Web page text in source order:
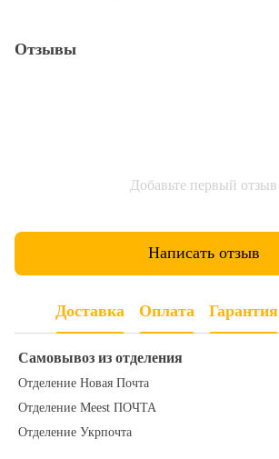
Отзывы
Добавьте первый отзыв
Написать отзыв
Доставка Оплата Гарантия
Самовывоз из отделения
Отделение Новая Почта
Отделение Meest ПОЧТА
Отделение Укрпочта